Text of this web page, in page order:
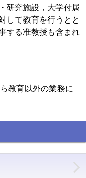
研究施設，大学付属
して教育を行うとと
する准教授も含まれ
教育以外の業務に